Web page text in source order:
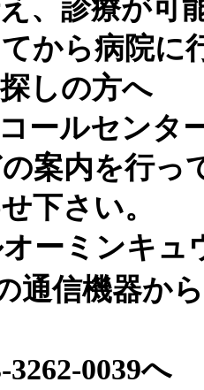
、診療が可
から病院に
しの方へ
ールセンタ
案内を行っ
下さい。
ーミンキュ
通信機器か
0039へ